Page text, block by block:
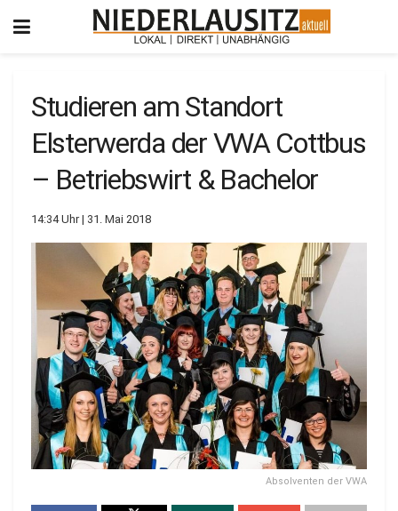
Studieren am Standort
Elsterwerda der VWA Cottbus
– Betriebswirt & Bachelor
14:34 Uhr | 31. Mai 2018
Absolventen der VWA